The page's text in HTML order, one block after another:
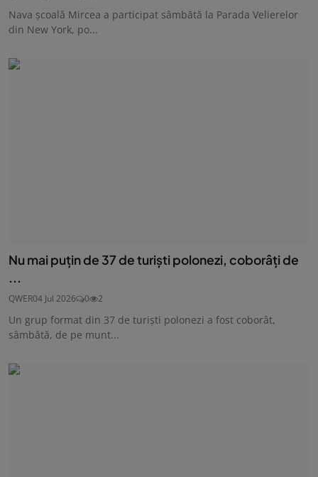
Nava şcoală Mircea a participat sâmbătă la Parada Velierelor
din New York, po...
Nu mai puțin de 37 de turişti polonezi, coborâţi de
...
QWER04 Jul 2026 0 2
Un grup format din 37 de turişti polonezi a fost coborât,
sâmbătă, de pe munt...